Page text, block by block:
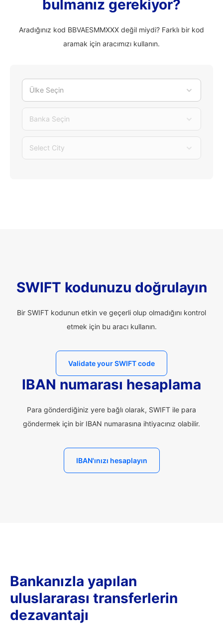
bulmanız gerekiyor?
Aradığınız kod BBVAESMMXXX değil miydi? Farklı bir kod
aramak için aracımızı kullanın.
Ülke Seçin
Banka Seçin
Select City
SWIFT kodunuzu doğrulayın
Bir SWIFT kodunun etkin ve geçerli olup olmadığını kontrol
etmek için bu aracı kullanın.
Validate your SWIFT code
IBAN numarası hesaplama
Para gönderdiğiniz yere bağlı olarak, SWIFT ile para
göndermek için bir IBAN numarasına ihtiyacınız olabilir.
IBAN'ınızı hesaplayın
Bankanızla yapılan
uluslararası transferlerin
dezavantajı